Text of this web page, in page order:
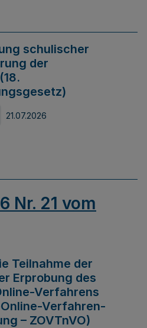
schulischer
der
21.07.2026
Nr. 21 vom
Teilnahme der
Erprobung des
Verfahrens
Verfahren-
– ZOVTnVO)